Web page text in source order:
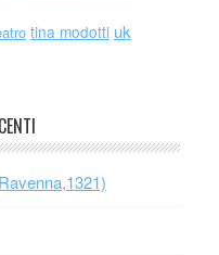
tina modotti uk